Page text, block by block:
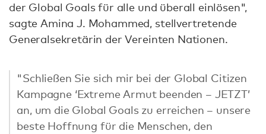
der Global Goals für alle und überall einlösen",
sagte Amina J. Mohammed, stellvertretende
Generalsekretärin der Vereinten Nationen.
"Schließen Sie sich mir bei der Global Citizen
Kampagne ‘Extreme Armut beenden – JETZT’
an, um die Global Goals zu erreichen – unsere
beste Hoffnung für die Menschen, den